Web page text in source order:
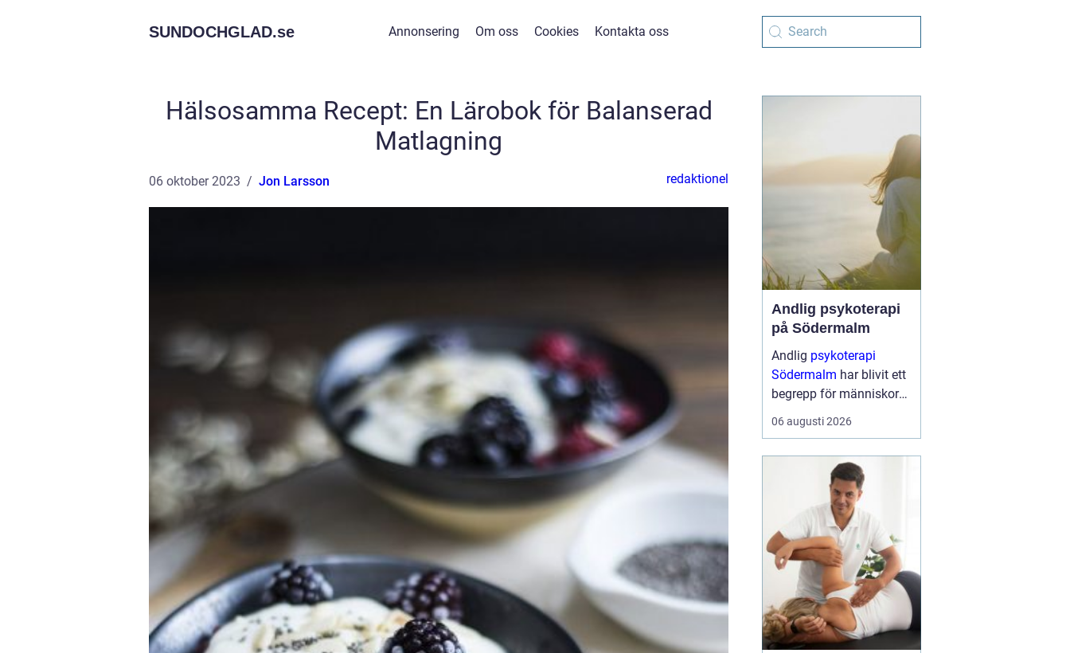
SUNDOCHGLAD.se Annonsering Om oss Cookies Kontakta oss
Hälsosamma Recept: En Lärobok för Balanserad
Matlagning
06 oktober 2023 Jon Larsson redaktionel
Andlig psykoterapi
på Södermalm
Andlig psykoterapi
Södermalm har blivit ett
begrepp för människor
som söker en mer
fördjupad form av
psykologiska och
existentiella frågor f...
06 augusti 2026